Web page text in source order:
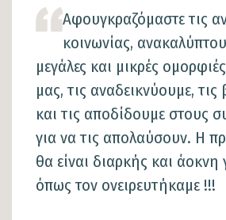
Αφουγκραζόμαστε τις
κοινωνίας,
μεγάλες και μικρές
μας, τις αναδεικνύουμε, τις
και τις αποδίδουμε στους
για να τις απολαύσουν. Η
θα είναι διαρκής και
όπως τον ονειρευτήκαμε !!!